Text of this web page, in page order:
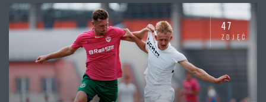
47
zdjęć